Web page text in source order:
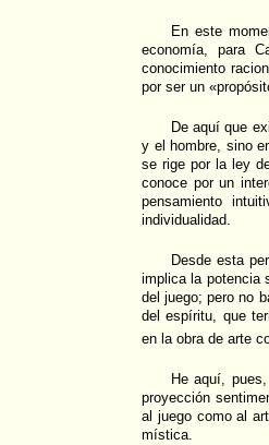
En este
economía, para
conocimiento
por ser un
De aquí que
y el hombre, sino
se rige por la ley
conoce por un
pensamiento
individualidad.
Desde esta
implica la potencia
del juego; pero no
del espíritu, que
en la obra de arte
He aquí,
proyección
al juego como al
mística.